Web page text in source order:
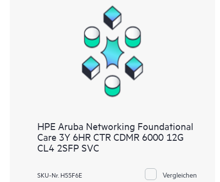
HPE Aruba Networking Foundational
Care 3Y 6HR CTR CDMR 6000 12G
CL4 2SFP SVC
SKU-Nr. H55F6E Vergleichen